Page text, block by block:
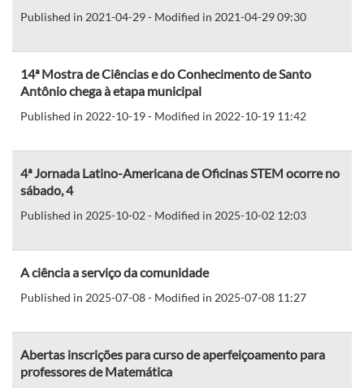
Published in 2021-04-29 - Modified in 2021-04-29 09:30
14ª Mostra de Ciências e do Conhecimento de Santo
Antônio chega à etapa municipal
Published in 2022-10-19 - Modified in 2022-10-19 11:42
4ª Jornada Latino-Americana de Oficinas STEM ocorre no
sábado, 4
Published in 2025-10-02 - Modified in 2025-10-02 12:03
A ciência a serviço da comunidade
Published in 2025-07-08 - Modified in 2025-07-08 11:27
Abertas inscrições para curso de aperfeiçoamento para
professores de Matemática